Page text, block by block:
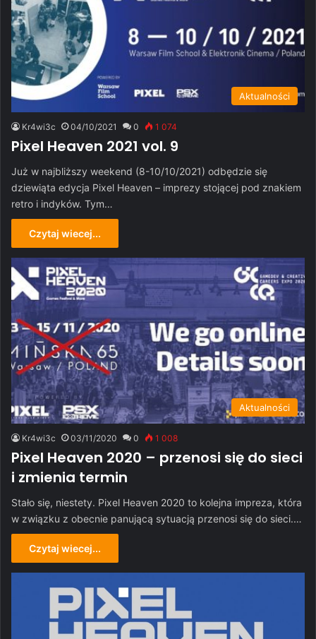
Aktualności
Kr4wi3c 04/10/2021 0 1 074
Pixel Heaven 2021 vol. 9
Już w najbliższy weekend (8-10/10/2021) odbędzie się
dziewiąta edycja Pixel Heaven – imprezy stojącej pod znakiem
retro i indyków. Tym…
Czytaj wiecej...
Aktualności
Kr4wi3c 03/11/2020 0 1 008
Pixel Heaven 2020 – przenosi się do sieci
i zmienia termin
Stało się, niestety. Pixel Heaven 2020 to kolejna impreza, która
w związku z obecnie panującą sytuacją przenosi się do sieci.…
Czytaj wiecej...